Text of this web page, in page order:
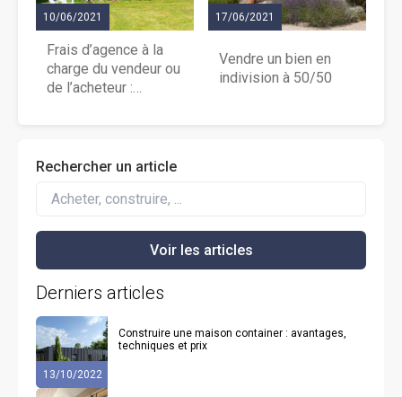
10/06/2021
Frais d’agence à la
charge du vendeur ou
de l’acheteur :
17/06/2021
Vendre un bien en
indivision à 50/50
Rechercher un article
Derniers articles
13/10/2022
Construire une maison container : avantages,
techniques et prix